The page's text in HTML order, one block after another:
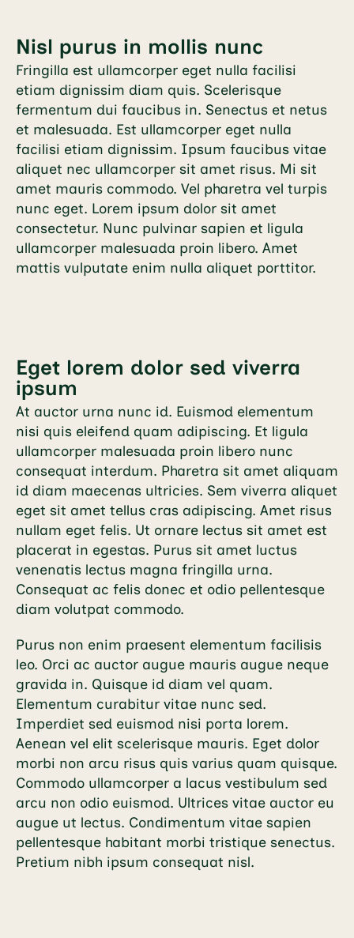
Nisl purus in mollis nunc
Fringilla est ullamcorper eget nulla facilisi
etiam dignissim diam quis. Scelerisque
fermentum dui faucibus in. Senectus et netus
et malesuada. Est ullamcorper eget nulla
facilisi etiam dignissim. Ipsum faucibus vitae
aliquet nec ullamcorper sit amet risus. Mi sit
amet mauris commodo. Vel pharetra vel turpis
nunc eget. Lorem ipsum dolor sit amet
consectetur. Nunc pulvinar sapien et ligula
ullamcorper malesuada proin libero. Amet
mattis vulputate enim nulla aliquet porttitor.
Eget lorem dolor sed viverra
ipsum
At auctor urna nunc id. Euismod elementum
nisi quis eleifend quam adipiscing. Et ligula
ullamcorper malesuada proin libero nunc
consequat interdum. Pharetra sit amet aliquam
id diam maecenas ultricies. Sem viverra aliquet
eget sit amet tellus cras adipiscing. Amet risus
nullam eget felis. Ut ornare lectus sit amet est
placerat in egestas. Purus sit amet luctus
venenatis lectus magna fringilla urna.
Consequat ac felis donec et odio pellentesque
diam volutpat commodo.
Purus non enim praesent elementum facilisis
leo. Orci ac auctor augue mauris augue neque
gravida in. Quisque id diam vel quam.
Elementum curabitur vitae nunc sed.
Imperdiet sed euismod nisi porta lorem.
Aenean vel elit scelerisque mauris. Eget dolor
morbi non arcu risus quis varius quam quisque.
Commodo ullamcorper a lacus vestibulum sed
arcu non odio euismod. Ultrices vitae auctor eu
augue ut lectus. Condimentum vitae sapien
pellentesque habitant morbi tristique senectus.
Pretium nibh ipsum consequat nisl.